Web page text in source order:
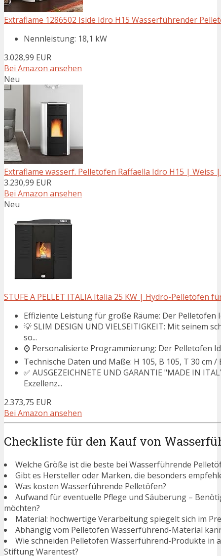
Extraflame 1286502 Iside Idro H15 Wasserführender
Nennleistung: 18,1 kW
3.028,99 EUR
Bei Amazon ansehen
Neu
Extraflame wasserf. Pelletofen Raffaella Idro H15 | Weiss
3.230,99 EUR
Bei Amazon ansehen
Neu
STUFE A PELLET ITALIA Italia 25 KW | Hydro-Pelletöfen
Effiziente Leistung für große Räume: Der Pelletofen
💡 SLIM DESIGN UND VIELSEITIGKEIT: Mit seinem
so...
⌚ Personalisierte Programmierung: Der Pelletofen
Technische Daten und Maße: H 105, B 105, T 30 cm
✅ AUSGEZEICHNETE UND GARANTIE "MADE IN
Exzellenz...
2.373,75 EUR
Bei Amazon ansehen
Checkliste für den Kauf von
Welche Größe ist die beste bei Wasserführende
Gibt es Hersteller oder Marken, die besonders
Was kosten Wasserführende Pelletöfen?
Aufwand für eventuelle Pflege und Säuberung –
möchten?
Material: hochwertige Verarbeitung spiegelt sich im
Abhängig vom Pelletofen Wasserführend-Material
Wie schneiden Pelletofen Wasserführend-Produkte in
Stiftung Warentest?